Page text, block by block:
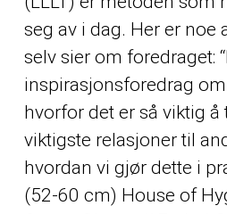
seg av i dag. Her er noe
selv sier om foredraget:
inspirasjonsforedrag
hvorfor det er så viktig å
viktigste relasjoner til
hvordan vi gjør dette i
(52-60 cm) House of